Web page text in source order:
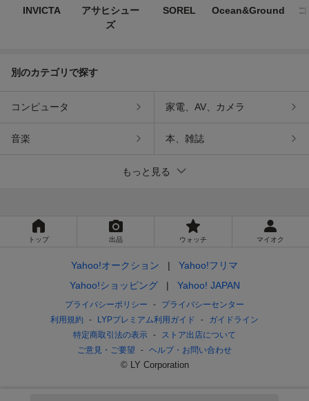
INVICTA
アサヒシュー
ズ
SOREL Ocean&Ground
別のカテゴリで探す
コンピュータ 家電、AV、カメラ
音楽 本、雑誌
もっと見る
トップ 出品 ウォッチ マイオク
Yahoo!オークション
Yahoo!フリマ
Yahoo!ショッピング
Yahoo! JAPAN
プライバシーポリシー
プライバシーセンター
利用規約
LYPプレミアム利用ガイド
ガイドライン
特定商取引法の表示
ストア出店について
ご意見・ご要望
ヘルプ・お問い合わせ
© LY Corporation